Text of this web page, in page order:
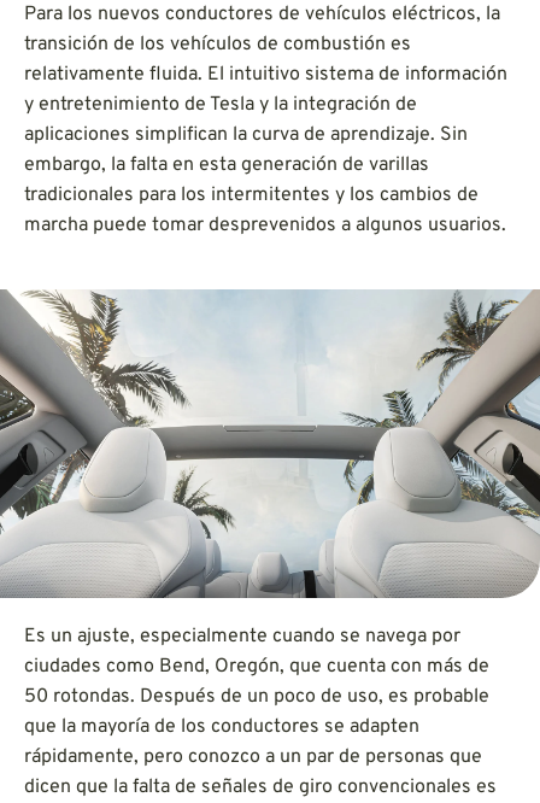
Para los nuevos conductores de vehículos eléctricos, la
transición de los vehículos de combustión es
relativamente fluida. El intuitivo sistema de información
y entretenimiento de Tesla y la integración de
aplicaciones simplifican la curva de aprendizaje. Sin
embargo, la falta en esta generación de varillas
tradicionales para los intermitentes y los cambios de
marcha puede tomar desprevenidos a algunos usuarios.
Es un ajuste, especialmente cuando se navega por
ciudades como Bend, Oregón, que cuenta con más de
50 rotondas. Después de un poco de uso, es probable
que la mayoría de los conductores se adapten
rápidamente, pero conozco a un par de personas que
dicen que la falta de señales de giro convencionales es